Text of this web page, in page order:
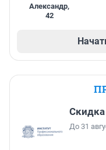
Александр,
42
Скидка
До 31